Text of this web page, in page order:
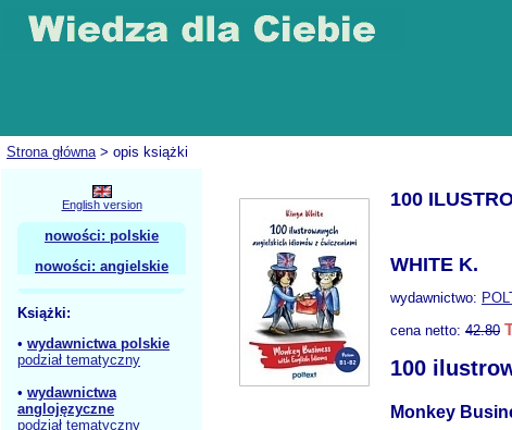
Strona główna> opis książki
English version
nowości: polskie
nowości: angielskie
Książki:
• wydawnictwa polskie
podział tematyczny
• wydawnictwa
anglojęzyczne
podział tematyczny
100
WHITE K.
wydawnictwo:
cena netto: 42.80
100
Monkey